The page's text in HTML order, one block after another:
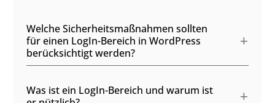
Welche Sicherheitsmaßnahmen sollten
für einen LogIn-Bereich in WordPress
berücksichtigt werden?
Was ist ein LogIn-Bereich und warum ist